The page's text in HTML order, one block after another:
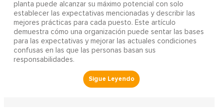
planta puede alcanzar su máximo potencial con solo
establecer las expectativas mencionadas y describir las
mejores prácticas para cada puesto. Este artículo
demuestra cómo una organización puede sentar las bases
para las expectativas y mejorar las actuales condiciones
confusas en las que las personas basan sus
responsabilidades.